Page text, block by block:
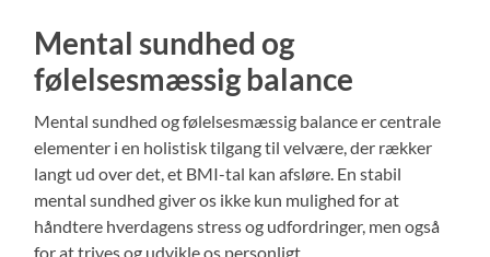
Mental sundhed og
følelsesmæssig balance
Mental sundhed og følelsesmæssig balance er centrale
elementer i en holistisk tilgang til velvære, der rækker
langt ud over det, et BMI-tal kan afsløre. En stabil
mental sundhed giver os ikke kun mulighed for at
håndtere hverdagens stress og udfordringer, men også
for at trives og udvikle os personligt.